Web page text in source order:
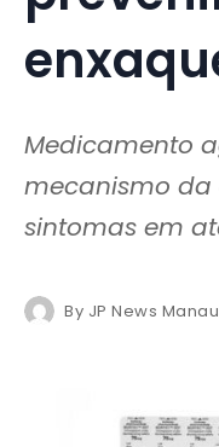
Medicamento
mecanismo
sintomas em
By JP News